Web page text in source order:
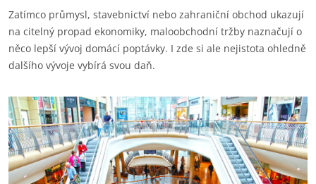
Zatímco průmysl, stavebnictví nebo zahraniční obchod ukazují
na citelný propad ekonomiky, maloobchodní tržby naznačují o
něco lepší vývoj domácí poptávky. I zde si ale nejistota ohledně
dalšího vývoje vybírá svou daň.